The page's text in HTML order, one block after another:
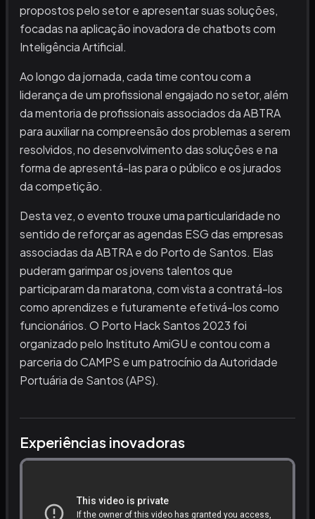
propostos pelo setor e apresentar suas soluções,
focadas na aplicação inovadora de chatbots com
Inteligência Artificial.
Ao longo da jornada, cada time contou com a
liderança de um profissional engajado no setor, além
da mentoria de profissionais associados da ABTRA
para auxiliar na compreensão dos problemas a serem
resolvidos, no desenvolvimento das soluções e na
forma de apresentá-las para o público e os jurados
da competição.
Desta vez, o evento trouxe uma particularidade no
sentido de reforçar as agendas ESG das empresas
associadas da ABTRA e do Porto de Santos. Elas
puderam garimpar os jovens talentos que
participaram da maratona, com vista a contratá-los
como aprendizes e futuramente efetivá-los como
funcionários. O Porto Hack Santos 2023 foi
organizado pelo Instituto AmiGU e contou com a
parceria do CAMPS e um patrocínio da Autoridade
Portuária de Santos (APS).
Experiências inovadoras